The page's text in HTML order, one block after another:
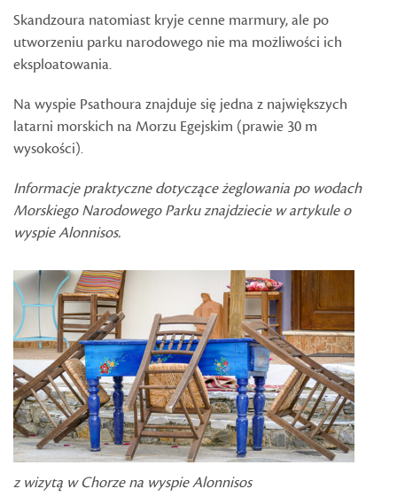
Skandzoura natomiast kryje cenne marmury, ale po
utworzeniu parku narodowego nie ma możliwości ich
eksploatowania.
Na wyspie Psathoura znajduje się jedna z największych
latarni morskich na Morzu Egejskim (prawie 30 m
wysokości).
Informacje praktyczne dotyczące żeglowania po wodach
Morskiego Narodowego Parku znajdziecie w artykule o
wyspie Alonnisos.
z wizytą w Chorze na wyspie Alonnisos